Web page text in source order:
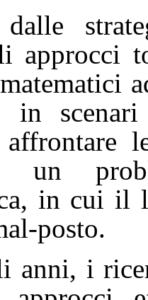
dalle
approcci
in
un
in cui il
posto.
anni, i